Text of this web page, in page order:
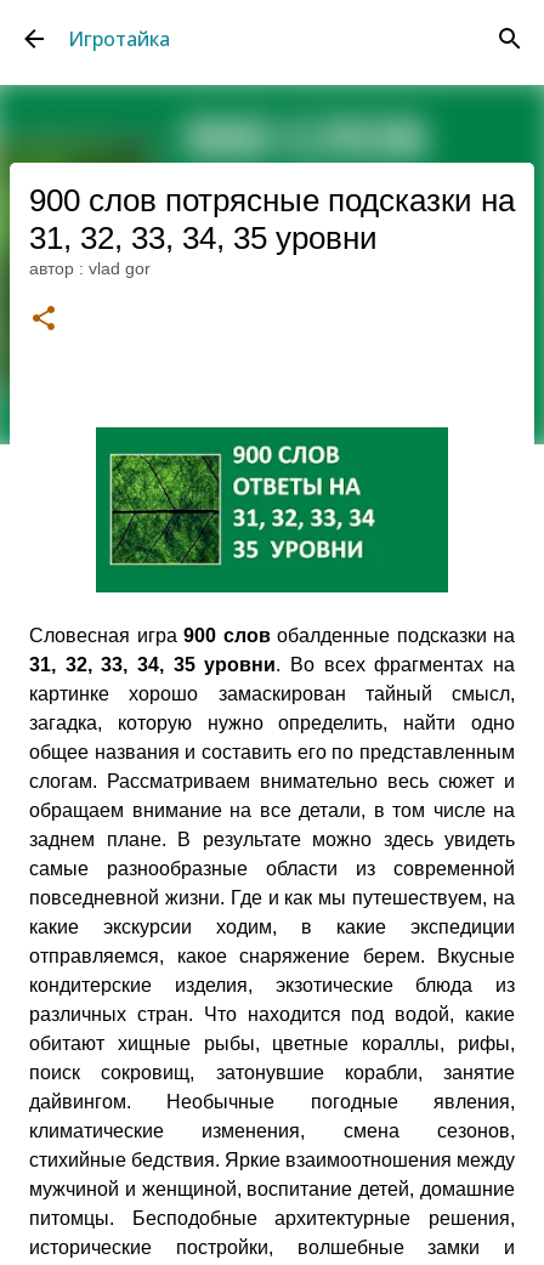
Игротайка
900 слов потрясные подсказки на
31, 32, 33, 34, 35 уровни
автор : vlad gor
Словесная игра 900 словобалденные подсказки на
31, 32, 33, 34, 35 уровни. Во всех фрагментах на
картинке хорошо замаскирован тайный смысл,
загадка, которую нужно определить, найти одно
общее названия и составить его по представленным
слогам. Рассматриваем внимательно весь сюжет и
обращаем внимание на все детали, в том числе на
заднем плане. В результате можно здесь увидеть
самые разнообразные области из современной
повседневной жизни. Где и как мы путешествуем, на
какие экскурсии ходим, в какие экспедиции
отправляемся, какое снаряжение берем. Вкусные
кондитерские изделия, экзотические блюда из
различных стран. Что находится под водой, какие
обитают хищные рыбы, цветные кораллы, рифы,
поиск сокровищ, затонувшие корабли, занятие
дайвингом. Необычные погодные явления,
климатические изменения, смена сезонов,
стихийные бедствия. Яркие взаимоотношения между
мужчиной и женщиной, воспитание детей, домашние
питомцы. Бесподобные архитектурные решения,
исторические постройки, волшебные замки и